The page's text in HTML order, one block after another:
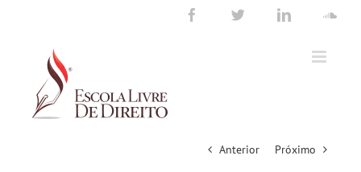
LinkedIn
Twitter
Facebook
Anterior Próximo